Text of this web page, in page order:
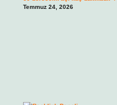
Temmuz 24, 2026